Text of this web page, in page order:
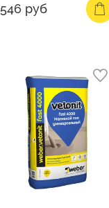
546 руб